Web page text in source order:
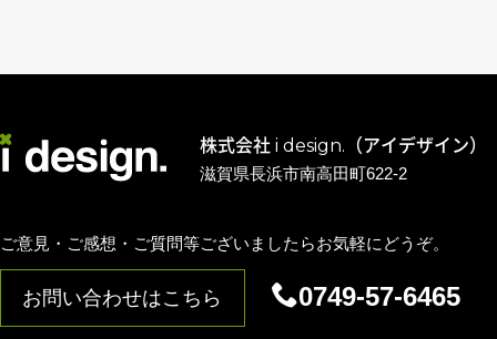
株式会社 i design.（アイデザイン）
滋賀県長浜市南高田町622-2
ご意見・ご感想・ご質問等ございましたらお気軽にどうぞ。
お問い合わせはこちら 0749-57-6465